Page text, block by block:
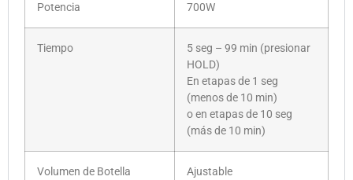
Potencia 700W
Tiempo
5 seg – 99 min (presionar
HOLD)
En etapas de 1 seg
(menos de 10 min)
o en etapas de 10 seg
(más de 10 min)
Volumen de Botella Ajustable